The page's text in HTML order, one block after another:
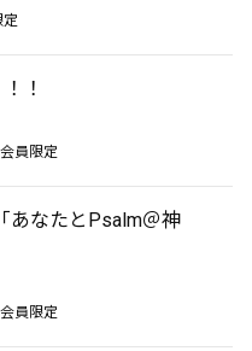
定
！
員限定
あなたとPsalm＠神
員限定